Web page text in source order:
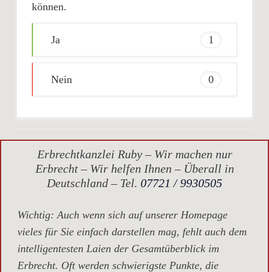
können.
Ja 1
Nein 0
Erbrechtkanzlei Ruby – Wir machen nur
Erbrecht – Wir helfen Ihnen – Überall in
Deutschland – Tel. 07721 / 9930505
Wichtig: Auch wenn sich auf unserer Homepage
vieles für Sie einfach darstellen mag, fehlt auch dem
intelligentesten Laien der Gesamtüberblick im
Erbrecht. Oft werden schwierigste Punkte, die